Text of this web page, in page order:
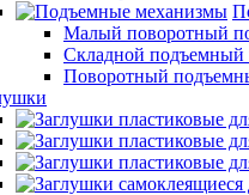
Малый поворотный
Складной
Поворотный